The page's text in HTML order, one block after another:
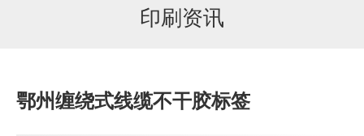
印刷资讯
鄂州缠绕式线缆不干胶标签